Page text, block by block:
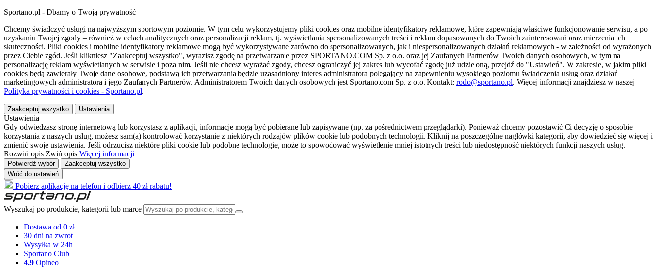
Sportano.pl - Dbamy o Twoją prywatność
Chcemy świadczyć usługi na najwyższym sportowym poziomie. W tym celu wykorzystujemy pliki cookies oraz mobilne identyfikatory reklamowe, które zapewniają właściwe funkcjonowanie serwisu, a po
uzyskaniu Twojej zgody – również w celach analitycznych oraz personalizacji reklam, tj. wyświetlania spersonalizowanych treści i reklam dopasowanych do Twoich zainteresowań oraz mierzenia ich
skuteczności. Pliki cookies i mobilne identyfikatory reklamowe mogą być wykorzystywane zarówno do spersonalizowanych, jak i niespersonalizowanych działań reklamowych - w zależności od wyrażonych
przez Ciebie zgód. Jeśli klikniesz "Zaakceptuj wszystko", wyrazisz zgodę na przetwarzanie przez SPORTANO.COM Sp. z o.o. oraz jej Zaufanych Partnerów Twoich danych osobowych, w tym na
personalizację reklam wyświetlanych w serwisie i poza nim. Jeśli nie chcesz wyrażać zgody, chcesz ograniczyć jej zakres lub wycofać zgodę już udzieloną, przejdź do "Ustawień". W zakresie, w jakim pliki
cookies będą zawierały Twoje dane osobowe, podstawą ich przetwarzania będzie uzasadniony interes administratora polegający na zapewnieniu wysokiego poziomu świadczenia usług oraz działań
marketingowych administratora i jego Zaufanych Partnerów. Administratorem Twoich danych osobowych jest Sportano.com Sp. z o.o. Kontakt: rodo@sportano.pl. Więcej informacji znajdziesz w naszej
Polityka prywatności i cookies - Sportano.pl.
Zaakceptuj wszystko Ustawienia
Ustawienia
Gdy odwiedzasz stronę internetową lub korzystasz z aplikacji, informacje mogą być pobierane lub zapisywane (np. za pośrednictwem przeglądarki). Ponieważ chcemy pozostawić Ci decyzję o sposobie
korzystania z naszych usług, możesz sam(a) kontrolować korzystanie z niektórych rodzajów plików cookie lub podobnych technologii. Kliknij na poszczególne nagłówki kategorii, aby dowiedzieć się więcej i
zmienić swoje ustawienia. Jeśli odrzucisz niektóre pliki cookie lub podobne technologie, może to spowodować wyświetlenie mniej istotnych treści lub niedostępność niektórych funkcji naszych usług.
Rozwiń opis Zwiń opis Więcej informacji
Potwierdź wybór
Zaakceptuj wszystko
Wróć do ustawień
Pobierz aplikację na telefon i odbierz 40 zł rabatu!
Wyszukaj po produkcie, kategorii lub marce
Dostawa od 0 zł
30 dni na zwrot
Wysyłka w 24h
Sportano Club
4.9 Opineo